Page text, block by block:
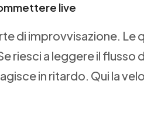
live
di improvvisazione.
riesci a leggere il flusso
in ritardo. Qui la